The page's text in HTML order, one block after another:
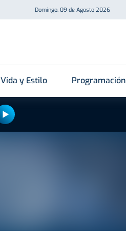
Domingo, 09 de Agosto 2026
Vida y Estilo Programación